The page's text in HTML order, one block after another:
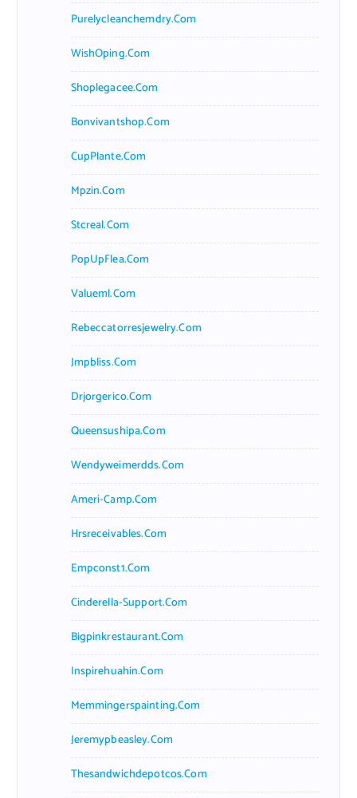
Purelycleanchemdry.com
WishOping.com
Shoplegacee.com
Bonvivantshop.com
CupPlante.com
Mpzin.com
Stcreal.com
PopUpFlea.com
Valueml.com
Rebeccatorresjewelry.com
Jmpbliss.com
Drjorgerico.com
Queensushipa.com
Wendyweimerdds.com
Ameri-Camp.com
Hrsreceivables.com
Empconst1.com
Cinderella-Support.com
Bigpinkrestaurant.com
Inspirehuahin.com
Memmingerspainting.com
Jeremypbeasley.com
Thesandwichdepotcos.com